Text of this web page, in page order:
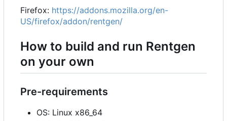
Firefox: https://addons.mozilla.org/en-
US/firefox/addon/rentgen/
How to build and run Rentgen
on your own
Pre-requirements
OS: Linux x86_64